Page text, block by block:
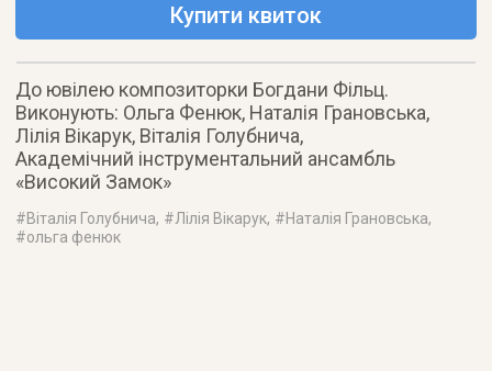
Купити квиток
До ювілею композиторки Богдани Фільц.
Виконують: Ольга Фенюк, Наталія Грановська,
Лілія Вікарук, Віталія Голубнича,
Академічний інструментальний ансамбль
«Високий Замок»
#Віталія Голубнича, #Лілія Вікарук, #Наталія Грановська,
#ольга фенюк